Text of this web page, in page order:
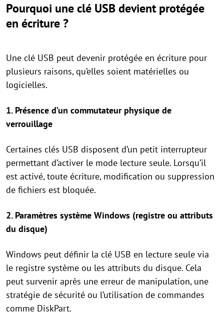
Pourquoi une clé USB devient protégée
en écriture ?
Une clé USB peut devenir protégée en écriture pour
plusieurs raisons, qu’elles soient matérielles ou
logicielles.
1. Présence d’un commutateur physique de
verrouillage
Certaines clés USB disposent d’un petit interrupteur
permettant d’activer le mode lecture seule. Lorsqu’il
est activé, toute écriture, modification ou suppression
de fichiers est bloquée.
2. Paramètres système Windows (registre ou attributs
du disque)
Windows peut définir la clé USB en lecture seule via
le registre système ou les attributs du disque. Cela
peut survenir après une erreur de manipulation, une
stratégie de sécurité ou l’utilisation de commandes
comme DiskPart.